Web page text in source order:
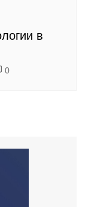
в
0